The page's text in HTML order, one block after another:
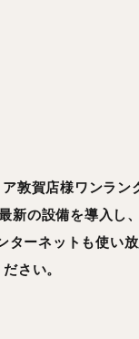
敦賀店様ワンラン
新の設備を導入し
ーネットも使い放
さい。